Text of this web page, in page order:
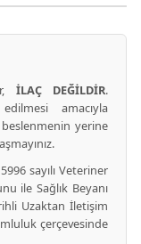
İLAÇ DEĞİLDİR.
amacıyla
beslenmenin yerine
sayılı Veteriner
ile Sağlık Beyanı
Uzaktan İletişim
çerçevesinde